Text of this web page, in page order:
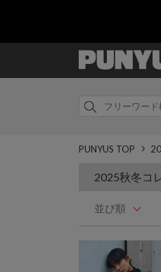
PUNYUS TOP
2025秋冬コ
並び順